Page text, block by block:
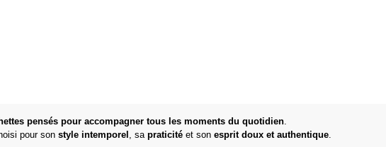
pensés pour accompagner tous les moments du quotidien
pour son style intemporel , sa praticité et son esprit doux et authentique